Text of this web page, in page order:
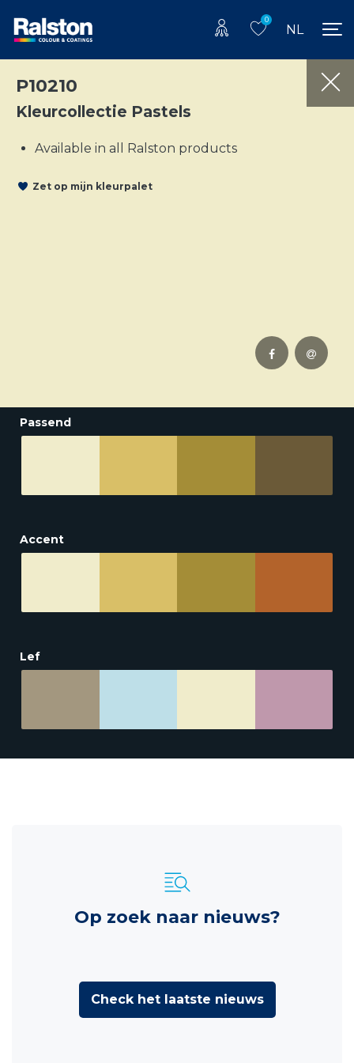
0
NL
P10210
Kleurcollectie Pastels
Available in all Ralston products
Zet op mijn kleurpalet
Passend
Accent
Lef
Op zoek naar nieuws?
Check het laatste nieuws